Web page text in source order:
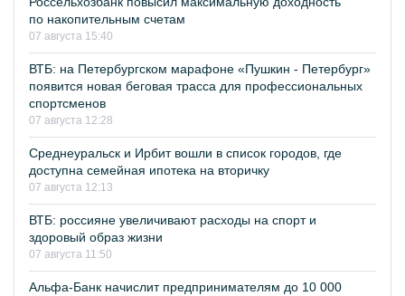
по накопительным счетам
07 августа 15:40
ВТБ: на Петербургском марафоне «Пушкин - Петербург»
появится новая беговая трасса для профессиональных
спортсменов
07 августа 12:28
Среднеуральск и Ирбит вошли в список городов, где
доступна семейная ипотека на вторичку
07 августа 12:13
ВТБ: россияне увеличивают расходы на спорт и
здоровый образ жизни
07 августа 11:50
Альфа-Банк начислит предпринимателям до 10 000